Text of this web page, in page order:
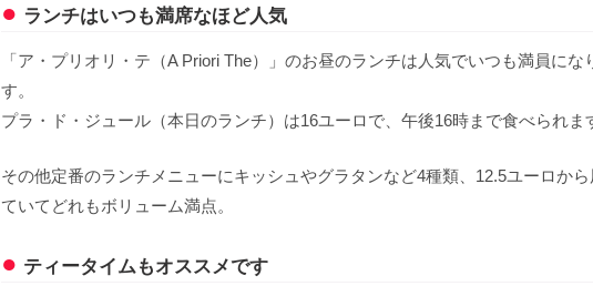
ランチはいつも満席なほど人気
「ア・プリオリ・テ（A Priori The）」のお昼のランチは人気でいつも満員にな
す。
プラ・ド・ジュール（本日のランチ）は16ユーロで、午後16時まで食べられま
その他定番のランチメニューにキッシュやグラタンなど4種類、12.5ユーロか
ていてどれもボリューム満点。
ティータイムもオススメです